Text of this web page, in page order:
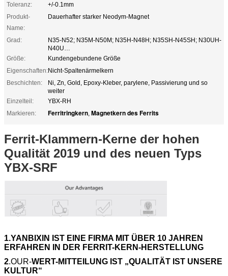
Toleranz:
+/-0.1mm
Produkt-
Name:
Dauerhafter starker Neodym-Magnet
Grad:
N35-N52; N35M-N50M; N35H-N48H; N35SH-N45SH; N30UH-
N40U…
Größe:
Kundengebundene Größe
Eigenschaften:Nicht-Spaltenärmelkern
Beschichten:
Ni, Zn, Gold, Epoxy-Kleber, parylene, Passivierung und so
weiter
Einzelteil:
YBX-RH
Markieren:
Ferritringkern, Magnetkern des Ferrits
Ferrit-Klammern-Kerne der hohen
Qualität 2019 und des neuen Typs
YBX-SRF
1.YANBIXIN IST EINE FIRMA MIT ÜBER 10 JAHREN
ERFAHREN IN DER FERRIT-KERN-HERSTELLUNG
2.OUR-WERT-MITTEILUNG IST „QUALITÄT IST UNSERE
KULTUR“